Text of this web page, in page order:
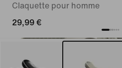
Claquette pour homme
29,99 €